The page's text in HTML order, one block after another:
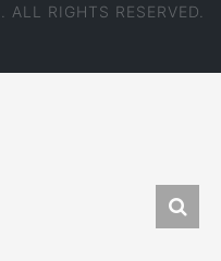
. ALL RIGHTS RESERVED.